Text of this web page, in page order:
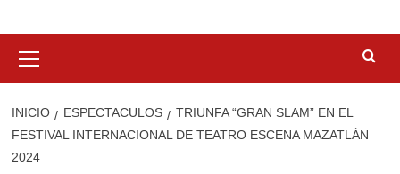
principal
INICIO ESPECTACULOS
TRIUNFA “GRAN SLAM” EN EL
FESTIVAL INTERNACIONAL DE TEATRO ESCENA MAZATLÁN
2024